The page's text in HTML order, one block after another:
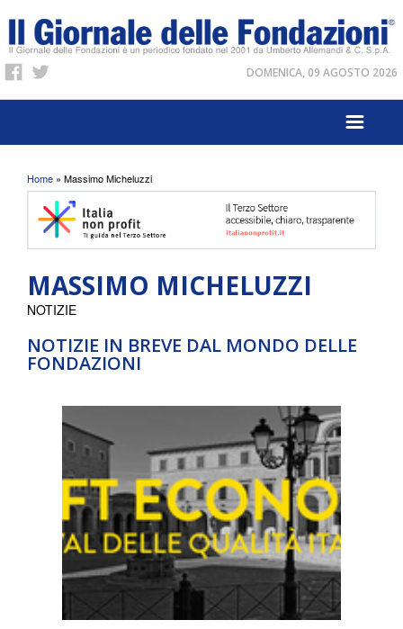
DOMENICA, 09 AGOSTO 2026
Tu sei qui
Home » Massimo Micheluzzi
MASSIMO MICHELUZZI
NOTIZIE IN BREVE DAL MONDO DELLE
FONDAZIONI
NOTIZIE